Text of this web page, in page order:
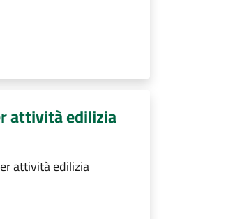
attività edilizia
attività edilizia